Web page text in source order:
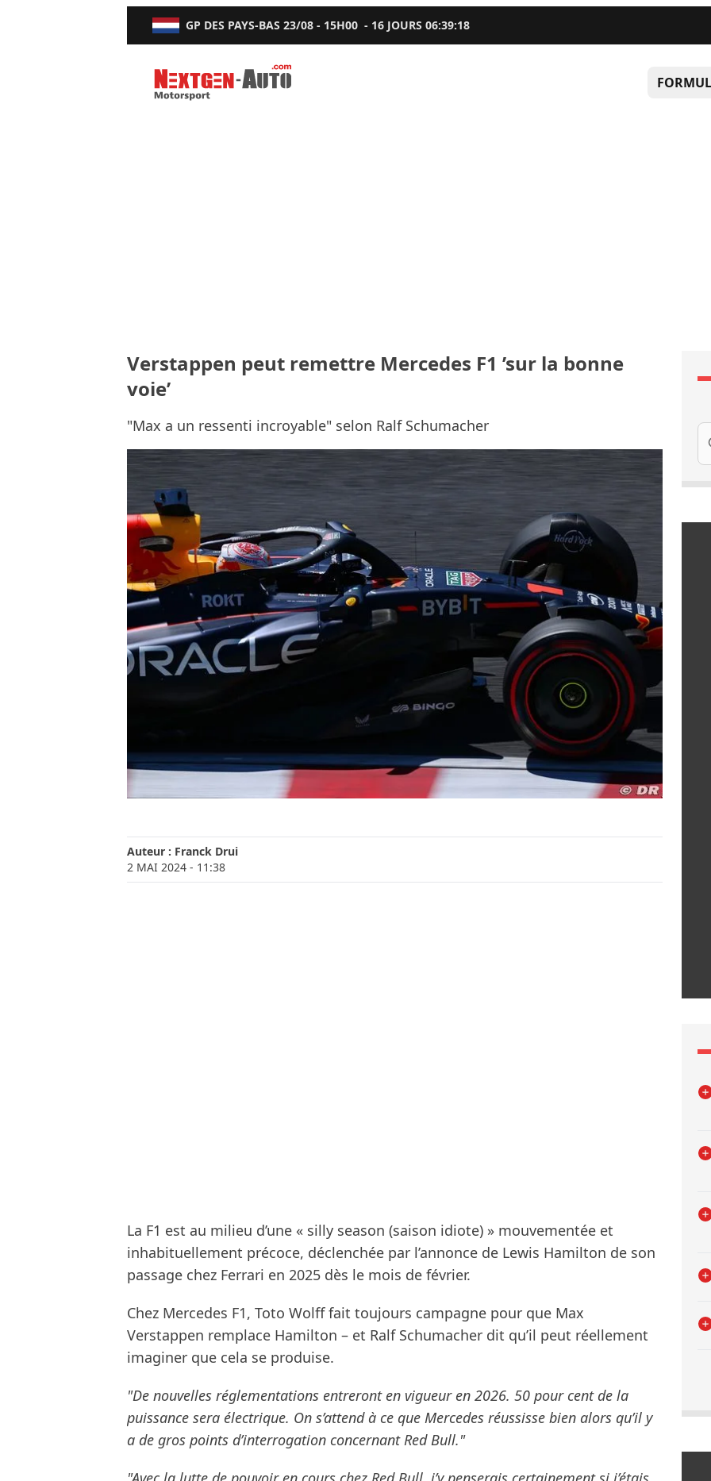
GP DES PAYS-BAS 23/08 - 15H00 - 16 JOURS06:39:16
Nextgen-Auto.com
Verstappen peut remettre Mercedes F1 ’sur la bonne
voie’
"Max a un ressenti incroyable" selon Ralf Schumacher
Auteur : Franck Drui
2 MAI 2024 - 11:38
La F1 est au milieu d’une « silly season (saison idiote) » mouvementée et
inhabituellement précoce, déclenchée par l’annonce de Lewis Hamilton de son
passage chez Ferrari en 2025 dès le mois de février.
Chez Mercedes F1, Toto Wolff fait toujours campagne pour que Max
Verstappen remplace Hamilton – et Ralf Schumacher dit qu’il peut réellement
imaginer que cela se produise.
"De nouvelles réglementations entreront en vigueur en 2026. 50 pour cent de la
puissance sera électrique. On s’attend à ce que Mercedes réussisse bien alors qu’il y
a de gros points d’interrogation concernant Red Bull."